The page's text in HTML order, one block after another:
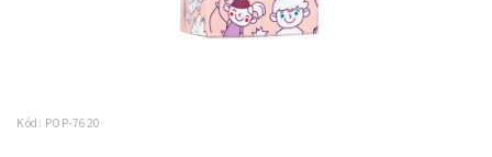
Kód: POP-7620